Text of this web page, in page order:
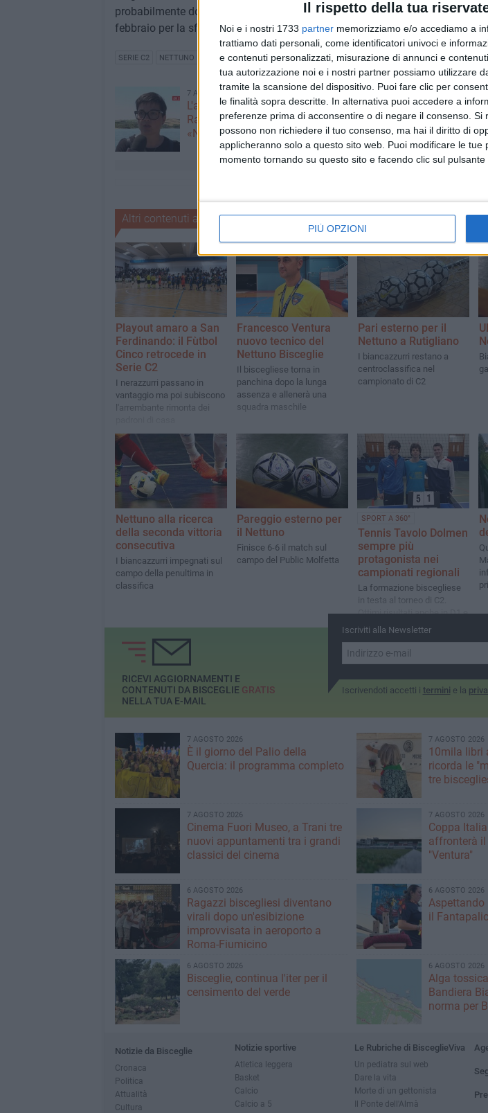
Il rispetto della tua
Noi e i nostri 1733 partner memorizziamo e/o accediamo a
trattiamo dati personali, come identificatori univoci e
e contenuti personalizzati, misurazione di annunci e
tua autorizzazione noi e i nostri partner possiamo utilizzare
tramite la scansione del dispositivo. Puoi fare clic per
le finalità sopra descritte. In alternativa puoi accedere a
preferenze prima di acconsentire o di negare il consenso. Si
possono non richiedere il tuo consenso, ma hai il diritto di
applicheranno solo a questo sito web. Puoi modificare le
momento tornando su questo sito e facendo clic sul
PIÙ OPZIONI
probabilmente domenica 19 febbraio alle ore 11. I biancazzurri torneranno
febbraio per la sfida esterna con il Public Molfetta: start alle 16.
SERIE C2 NETTUNO BISCEGLIE
7 AGOSTO 2026
L'appello della moglie di Mino
Racanati alla ministra Roccella:
«Non dimenticatelo»
7 AGOSTO 2026
Festa
completo di
Altri contenuti a tema
Playout amaro a San
Ferdinando: il Fùtbol
Cinco retrocede in
Serie C2
I nerazzurri passano in
vantaggio ma poi subiscono
l'arrembante rimonta dei
Francesco Ventura
nuovo tecnico del
Nettuno Bisceglie
Il biscegliese torna in
panchina dopo la lunga
assenza e allenerà una
squadra maschile
Pari esterno per il
Nettuno a Rutigliano
I biancazzurri restano a
centroclassifica nel
campionato di C2
Nettuno alla ricerca
della seconda vittoria
consecutiva
I biancazzurri impegnati sul
campo della penultima in
classifica
Pareggio esterno per
il Nettuno
Finisce 6-6 il match sul
campo del Public Molfetta
SPORT A 360°
Tennis Tavolo Dolmen
sempre più
protagonista nei
campionati regionali
La formazione biscegliese
in testa al torneo di C2.
Ottimi risultati anche in D1 e
D2
Iscriviti alla Newsletter
Iscrivendoti accetti i termini e la
RICEVI AGGIORNAMENTI E
CONTENUTI DA BISCEGLIE GRATIS
NELLA TUA E-MAIL
7 AGOSTO 2026
È il giorno del Palio della
Quercia: il programma completo
7 AGOSTO 2026
10mila libri
ricorda le
tre
7 AGOSTO 2026
Cinema Fuori Museo, a Trani tre
nuovi appuntamenti tra i grandi
classici del cinema
7 AGOSTO 2026
Coppa
affronterà
"Ventura"
6 AGOSTO 2026
Ragazzi biscegliesi diventano
virali dopo un'esibizione
improvvisata in aeroporto a
Roma-Fiumicino
6 AGOSTO 2026
Aspettando
il Fantapalio
6 AGOSTO 2026
Bisceglie, continua l'iter per il
censimento del verde
6 AGOSTO 2026
Alga
Bandiera
norma per
Notizie da Bisceglie
Cronaca
Politica
Attualità
Cultura
Notizie sportive
Atletica leggera
Basket
Calcio
Calcio a 5
Le Rubriche di BisceglieViva
Un pediatra sul web
Dare la vita
Morte di un gettonista
Il Ponte dell'Almà